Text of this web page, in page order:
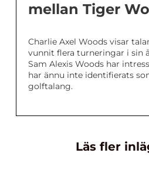
mellan Tiger
Charlie Axel Woods visar
vunnit flera turneringar i sin
Sam Alexis Woods har
har ännu inte identifierats
golftalang.
Läs fler